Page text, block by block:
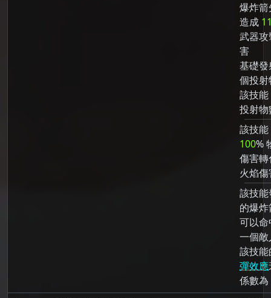
爆炸
造成
武器
害
基礎
個投射
該技能
投射
該技能
100%
傷害
火焰
該技
的爆
可以
一個敵
該技能
彈效應
係數為